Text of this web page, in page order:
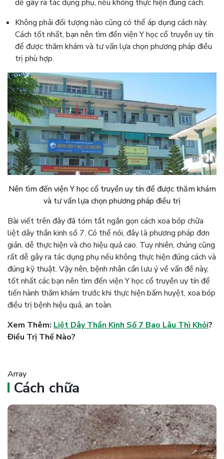
dễ gây ra tác dụng phụ, nếu không thực hiện đúng cách.
Không phải đối tượng nào cũng có thể áp dụng cách này.
Cách tốt nhất, bạn nên tìm đến viện Y học cổ truyền uy tín
để được thăm khám và tư vấn lựa chọn phương pháp điều
trị phù hợp.
Nên tìm đến viện Y học cổ truyền uy tín để được thăm khám
và tư vấn lựa chọn phương pháp điều trị
Bài viết trên đây đã tóm tắt ngắn gọn cách xoa bóp chữa
liệt dây thần kinh số 7. Có thể nói, đây là phương pháp đơn
giản, dễ thực hiện và cho hiệu quả cao. Tuy nhiên, chúng cũng
rất dễ gây ra tác dụng phụ nếu không thực hiện đúng cách và
đúng kỹ thuật. Vậy nên, bệnh nhân cần lưu ý về vấn đề này,
tốt nhất các bạn nên tìm đến viện Y học cổ truyền uy tín để
tiến hành thăm khám trước khi thực hiện bấm huyệt, xoa bóp
điều trị bệnh hiệu quả, an toàn.
Xem Thêm: Liệt Dây Thần Kinh Số 7 Bao Lâu Thì Khỏi?
Điều Trị Thế Nào?
Array
Cách chữa